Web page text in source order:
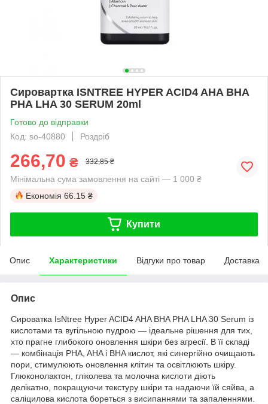
Сировартка ISNTREE HYPER ACID4 AHA BHA
PHA LHA 30 SERUM 20ml
Готово до відправки
Код: so-40880
Роздріб
266,70 ₴ 332,85 ₴
Мінімальна сума замовлення на сайті — 1 000 ₴
Економія 66.15 ₴
Купити
Опис Характеристики Відгуки про товар Доставка
Опис
Сироватка IsNtree Hyper ACID4 AHA BHA PHA LHA 30 Serum із
кислотами та вугільною пудрою — ідеальне рішення для тих,
хто прагне глибокого оновлення шкіри без агресії. В її складі
— комбінація PHA, AHA і BHA кислот, які синергійно очищають
пори, стимулюють оновлення клітин та освітлюють шкіру.
Глюконолактон, гліколева та молочна кислоти діють
делікатно, покращуючи текстуру шкіри та надаючи їй сяйва, а
саліцилова кислота бореться з висипаннями та запаленнями.